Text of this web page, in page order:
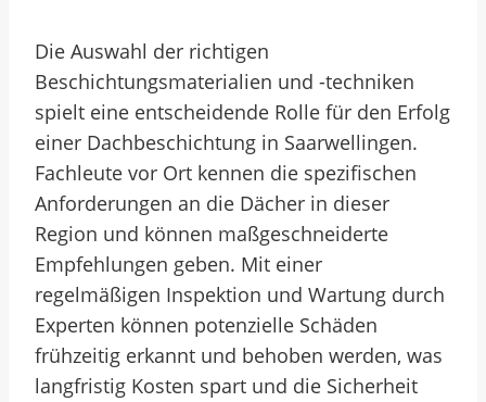
Die Auswahl der richtigen
Beschichtungsmaterialien und -techniken
spielt eine entscheidende Rolle für den Erfolg
einer Dachbeschichtung in Saarwellingen.
Fachleute vor Ort kennen die spezifischen
Anforderungen an die Dächer in dieser
Region und können maßgeschneiderte
Empfehlungen geben. Mit einer
regelmäßigen Inspektion und Wartung durch
Experten können potenzielle Schäden
frühzeitig erkannt und behoben werden, was
langfristig Kosten spart und die Sicherheit